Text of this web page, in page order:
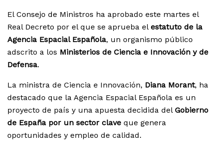
El Consejo de Ministros ha aprobado este martes el
Real Decreto por el que se aprueba el estatuto de la
Agencia Espacial Española, un organismo público
adscrito a los Ministerios de Ciencia e Innovación y de
Defensa.
La ministra de Ciencia e Innovación, Diana Morant, ha
destacado que la Agencia Espacial Española es un
proyecto de país y una apuesta decidida del Gobierno
de España por un sector clave que genera
oportunidades y empleo de calidad.